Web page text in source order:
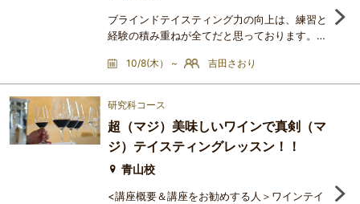
ブラインドテイスティング力の向上は、練習と
経験の積み重ねが全てだと思っております。各
お約束します。混同しやすい品種、混同しやす
い産地など、ご自身の中でクリアにしてみたく
ないですか？徹底的に千本ノックスタイルでワ
ンのテイスティング力を向上させましょう!!＜
講座の進め方＞第1回～第５回までは、チーム
対抗のブラインド大会を
10/8(木） ~ 吉田さおり
研究科コース
超（マジ）美味しいワインで真剣（マ
ジ）テイスティングレッスン！！
青山校
<講座概要＆講座をお勧めする人＞ワインテイ